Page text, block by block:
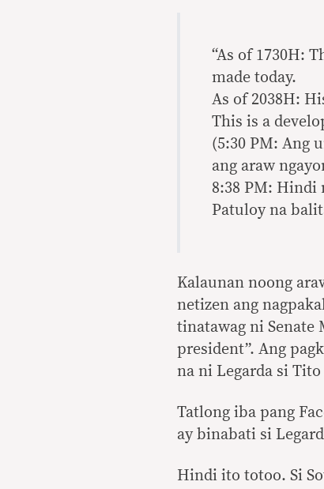
“As of 1730H:
made today.
As of 2038H:
This is a
(5:30 PM: Ang
ang araw
8:38 PM: Hindi
Patuloy na
Kalaunan noong
netizen ang
tinatawag ni Senate
president”. Ang
na ni Legarda si
Tatlong iba pang
ay binabati si
Hindi ito totoo. Si